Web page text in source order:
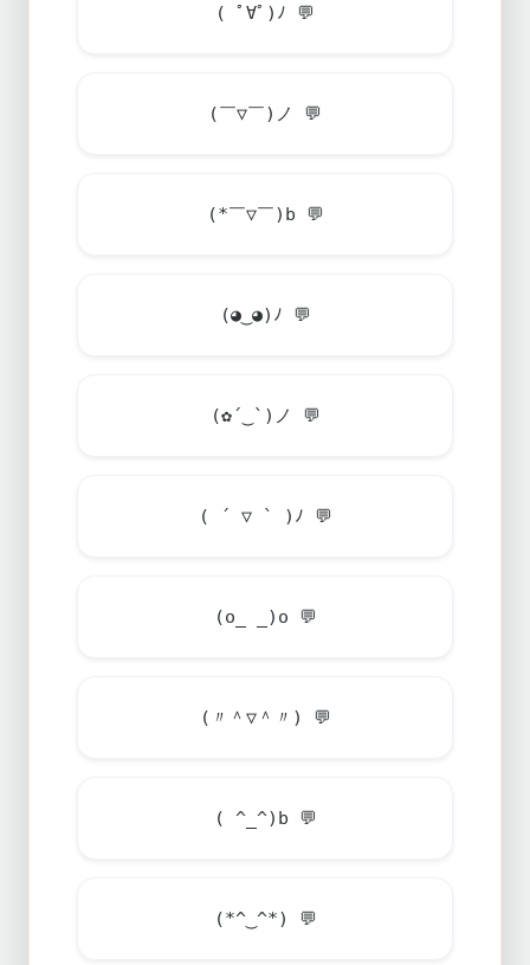
( ﾟ∀ﾟ)ﾉ 💬
(￣▽￣)ノ 💬
(*￣▽￣)b 💬
(◕‿◕)ﾉ 💬
(✿´‿`)ノ 💬
( ´ ▽ ` )ﾉ 💬
(o_ _)o 💬
(〃＾▽＾〃) 💬
( ^_^)b 💬
(*^‿^*) 💬